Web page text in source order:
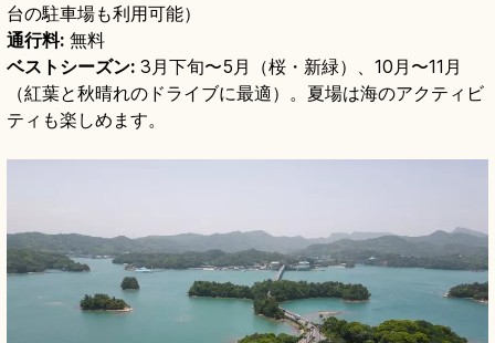
台の駐車場も利用可能）
通行料: 無料
ベストシーズン: 3月下旬〜5月（桜・新緑）、10月〜11月
（紅葉と秋晴れのドライブに最適）。夏場は海のアクティビ
ティも楽しめます。